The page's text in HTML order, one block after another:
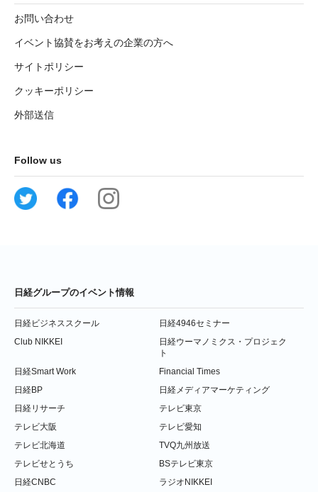
お問い合わせ
イベント協賛をお考えの企業の方へ
サイトポリシー
クッキーポリシー
外部送信
Follow us
日経グループのイベント情報
日経ビジネススクール
日経4946セミナー
Club NIKKEI
日経ウーマノミクス・プロジェク
ト
日経Smart Work
Financial Times
日経BP
日経メディアマーケティング
日経リサーチ
テレビ東京
テレビ大阪
テレビ愛知
テレビ北海道
TVQ九州放送
テレビせとうち
BSテレビ東京
日経CNBC
ラジオNIKKEI